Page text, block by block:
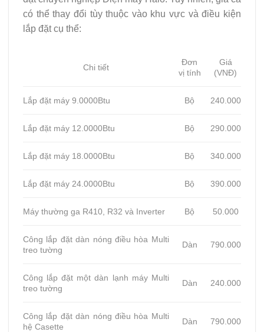
có thể thay đổi tùy thuộc vào khu vực và điều kiện
lắp đặt cụ thể:
Chi tiết
Đơn
vị tính
Giá
(VNĐ)
Lắp đặt máy 9.0000Btu Bộ 240.000
Lắp đặt máy 12.0000Btu Bộ 290.000
Lắp đặt máy 18.0000Btu Bộ 340.000
Lắp đặt máy 24.0000Btu Bộ 390.000
Máy thường ga R410, R32 và Inverter Bộ 50.000
Công lắp đặt dàn nóng điều hòa Multi
treo tường
Dàn 790.000
Công lắp đặt một dàn lạnh máy Multi
treo tường
Dàn 240.000
Công lắp đặt dàn nóng điều hòa Multi
hệ Casette
Dàn 790.000